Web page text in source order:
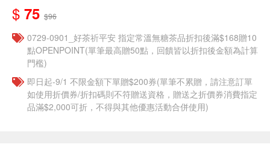
$ 75 $96
​​0729-0901_好茶祈平安 指定常溫無糖茶品折扣後滿$168贈10
點OPENPOINT(單筆最高贈50點，回饋皆以折扣後金額為計算
門檻)
即日起-9/1 不限金額下單贈$200券(單筆不累贈，請注意訂單
如使用折價券/折扣碼則不符贈送資格，贈送之折價券消費指定
品滿$2,000可折，不得與其他優惠活動合併使用)